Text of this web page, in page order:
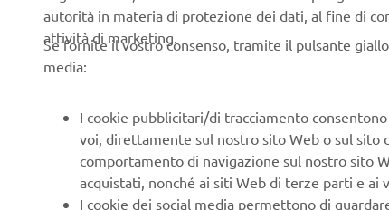
chassis,
traffic,
autorità in materia di protezione dei dati, al fine di
attività di marketing.
Se fornite il vostro consenso, tramite il pulsante
media:
I cookie pubblicitari/di tracciamento
voi, direttamente sul nostro sito Web o sul sito
comportamento di navigazione sul nostro sito
acquistati, nonché ai siti Web di terze parti e ai
I cookie dei social media permettono di